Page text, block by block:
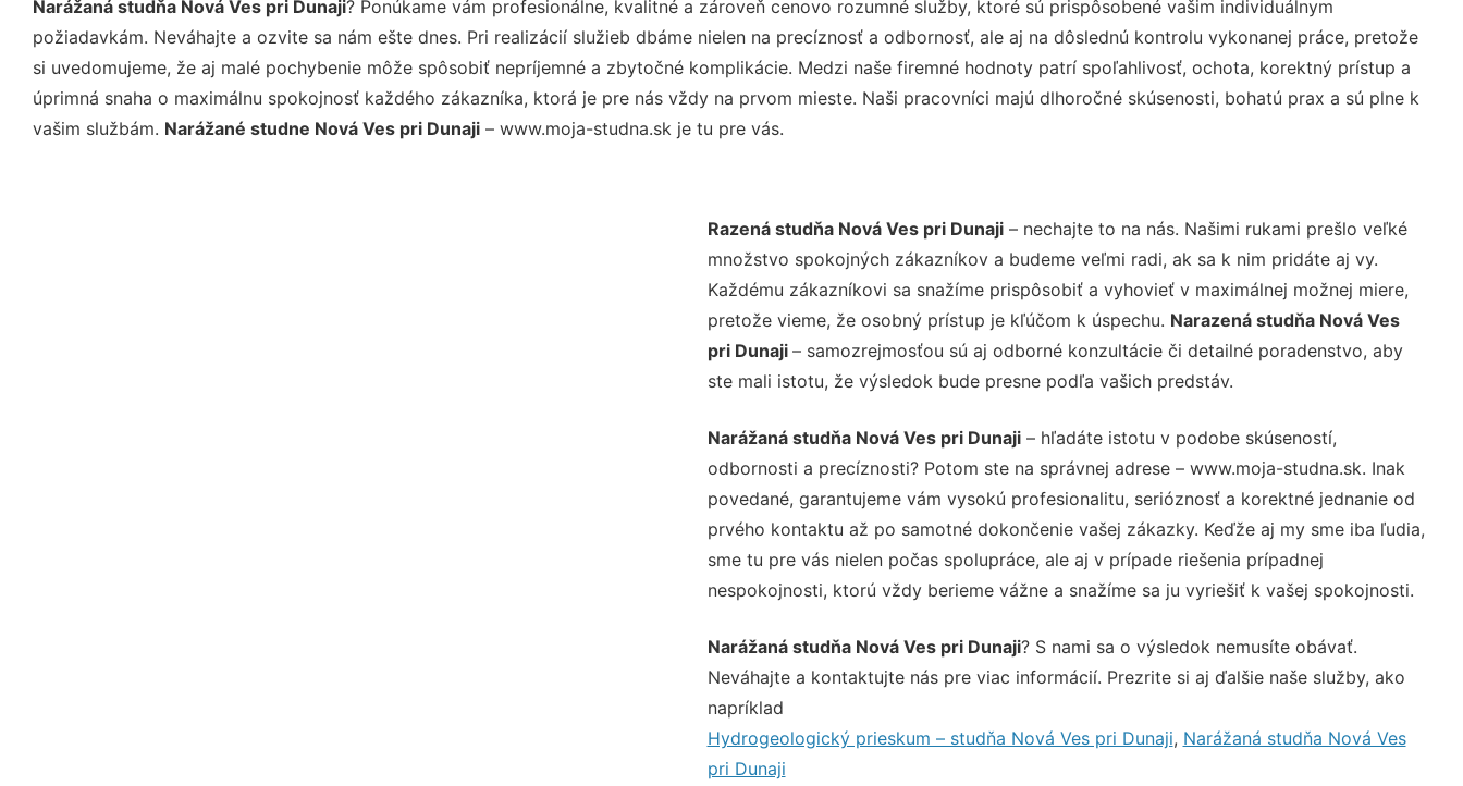
Narážaná studňa Nová Ves pri Dunaji? Ponúkame vám profesionálne, kvalitné a zároveň cenovo rozumné služby, ktoré sú prispôsobené vašim individuálnym
požiadavkám. Neváhajte a ozvite sa nám ešte dnes. Pri realizácií služieb dbáme nielen na precíznosť a odbornosť, ale aj na dôslednú kontrolu vykonanej práce, pretože
si uvedomujeme, že aj malé pochybenie môže spôsobiť nepríjemné a zbytočné komplikácie. Medzi naše firemné hodnoty patrí spoľahlivosť, ochota, korektný prístup a
úprimná snaha o maximálnu spokojnosť každého zákazníka, ktorá je pre nás vždy na prvom mieste. Naši pracovníci majú dlhoročné skúsenosti, bohatú prax a sú plne k
vašim službám. Narážané studne Nová Ves pri Dunaji – www.moja-studna.sk je tu pre vás.
Razená studňa Nová Ves pri Dunaji– nechajte to na nás. Našimi rukami prešlo veľké
množstvo spokojných zákazníkov a budeme veľmi radi, ak sa k nim pridáte aj vy.
Každému zákazníkovi sa snažíme prispôsobiť a vyhovieť v maximálnej možnej miere,
pretože vieme, že osobný prístup je kľúčom k úspechu. Narazená studňa Nová Ves
pri Dunaji – samozrejmosťou sú aj odborné konzultácie či detailné poradenstvo, aby
ste mali istotu, že výsledok bude presne podľa vašich predstáv.
Narážaná studňa Nová Ves pri Dunaji– hľadáte istotu v podobe skúseností,
odbornosti a precíznosti? Potom ste na správnej adrese – www.moja-studna.sk. Inak
povedané, garantujeme vám vysokú profesionalitu, serióznosť a korektné jednanie od
prvého kontaktu až po samotné dokončenie vašej zákazky. Keďže aj my sme iba ľudia,
sme tu pre vás nielen počas spolupráce, ale aj v prípade riešenia prípadnej
nespokojnosti, ktorú vždy berieme vážne a snažíme sa ju vyriešiť k vašej spokojnosti.
Narážaná studňa Nová Ves pri Dunaji? S nami sa o výsledok nemusíte obávať.
Neváhajte a kontaktujte nás pre viac informácií. Prezrite si aj ďalšie naše služby, ako
napríklad
Hydrogeologický prieskum – studňa Nová Ves pri Dunaji, Narážaná studňa Nová Ves
pri Dunaji